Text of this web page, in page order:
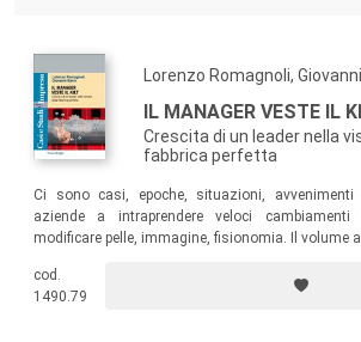
Lorenzo Romagnoli,
IL MANAGER VESTE IL
Crescita di un leader nella
fabbrica perfetta
Ci sono casi, epoche, situazioni,
aziende a intraprendere veloci
modificare pelle, immagine, fisionomia. Il volume
cambiamento di un’attività produttiva nel
passato analogico e le promesse di un futuro
cod.
1490.79